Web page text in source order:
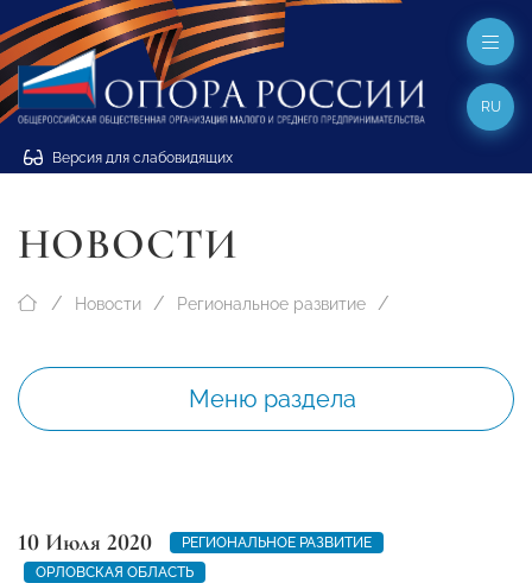
Версия для слабовидящих
RU
НОВОСТИ
Новости Региональное развитие
Меню раздела
10 Июля 2020
РЕГИОНАЛЬНОЕ РАЗВИТИЕ
ОРЛОВСКАЯ ОБЛАСТЬ